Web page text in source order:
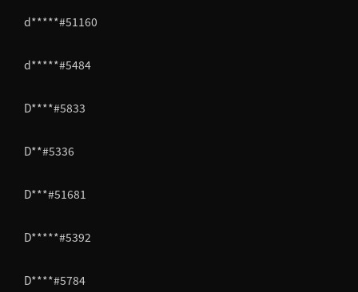
d*****#51160
d*****#5484
D****#5833
D**#5336
D***#51681
D*****#5392
D****#5784